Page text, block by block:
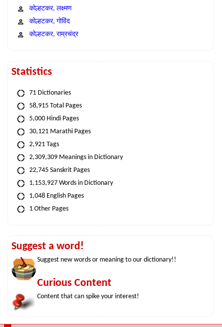
कोल्हटकर, लक्ष्मण
कोल्हटकर, गोविंद
कोल्हटकर, राम्रचंद्र
Statistics
71 Dictionaries
58,915 Total Pages
5,000 Hindi Pages
30,121 Marathi Pages
2,921 Tags
2,309,309 Meanings in Dictionary
22,745 Sanskrit Pages
1,153,927 Words in Dictionary
1,048 English Pages
1 Other Pages
Suggest a word!
Suggest new words or meaning to our dictionary!!
Curious Content
Content that can spike your interest!